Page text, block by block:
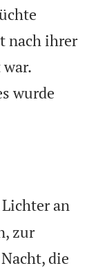
nach ihrer
wurde
an
zur
die